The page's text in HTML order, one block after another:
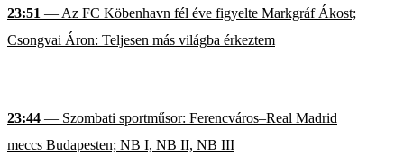
23:51 — Az FC Köbenhavn fél éve figyelte Markgráf Ákost;
Csongvai Áron: Teljesen más világba érkeztem
23:44 — Szombati sportműsor: Ferencváros–Real Madrid
meccs Budapesten; NB I, NB II, NB III